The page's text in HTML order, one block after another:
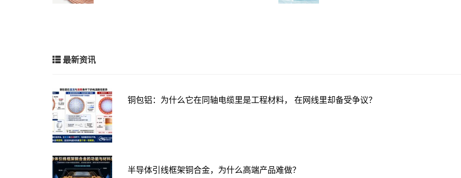
最新资讯
铜包铝：为什么它在同轴电缆里是工程材料， 在网线里却备受争议？
半导体引线框架铜合金，为什么高端产品难做？